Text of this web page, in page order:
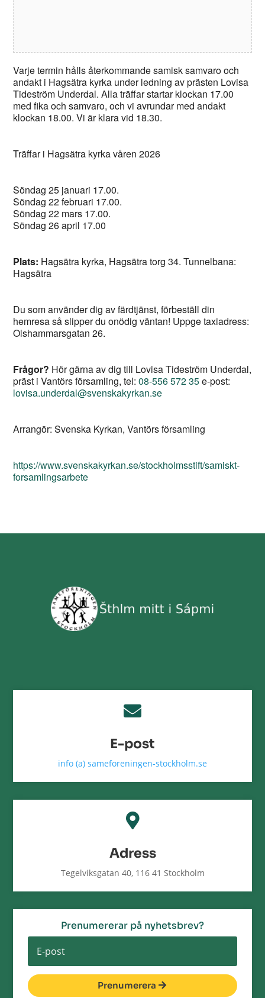
Varje termin hålls återkommande samisk samvaro och
andakt i Hagsätra kyrka under ledning av prästen Lovisa
Tideström Underdal. Alla träffar startar klockan 17.00
med fika och samvaro, och vi avrundar med andakt
klockan 18.00. Vi är klara vid 18.30.
Träffar i Hagsätra kyrka våren 2026
Söndag 25 januari 17.00.
Söndag 22 februari 17.00.
Söndag 22 mars 17.00.
Söndag 26 april 17.00
Plats: Hagsätra kyrka, Hagsätra torg 34. Tunnelbana:
Hagsätra
Du som använder dig av färdtjänst, förbeställ din
hemresa så slipper du onödig väntan! Uppge taxiadress:
Olshammarsgatan 26.
Frågor? Hör gärna av dig till Lovisa Tideström Underdal,
präst i Vantörs församling, tel:08-556 572 35e-post:
lovisa.underdal@svenskakyrkan.se
Arrangör: Svenska Kyrkan, Vantörs församling
https://www.svenskakyrkan.se/stockholmsstift/samiskt-
forsamlingsarbete

E-post
info (a) sameforeningen-stockholm.se

Adress
Tegelviksgatan 40, 116 41 Stockholm
Prenumererar på nyhetsbrev?
Prenumerera